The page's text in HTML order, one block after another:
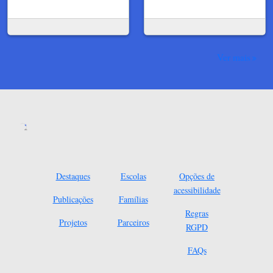
Ver mais
Destaques
Publicações
Projetos
Escolas
Famílias
Parceiros
Opções de
acessibilidade
Regras
RGPD
FAQs